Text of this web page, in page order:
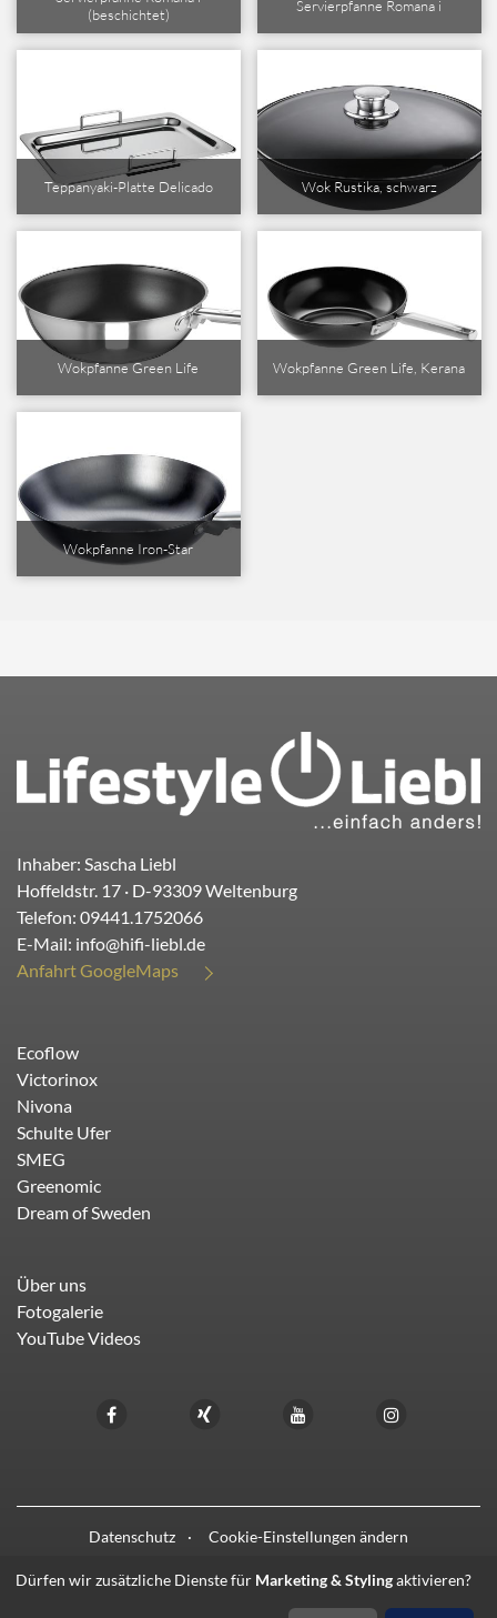
(beschichtet)
Servierpfanne Romana i
Teppanyaki-Platte Delicado Wok Rustika, schwarz
Wokpfanne Green Life Wokpfanne Green Life, Kerana
Wokpfanne Iron-Star
Inhaber: Sascha Liebl
Hoffeldstr. 17 · D-93309Weltenburg
Telefon: 09441.1752066
E-Mail: info@hifi-liebl.de
Anfahrt GoogleMaps
Ecoflow
Victorinox
Nivona
Schulte Ufer
SMEG
Greenomic
Dream of Sweden
Über uns
Fotogalerie
YouTube Videos
Datenschutz Cookie-Einstellungen ändern
Dürfen wir zusätzliche Dienste für Marketing & Stylingaktivieren?